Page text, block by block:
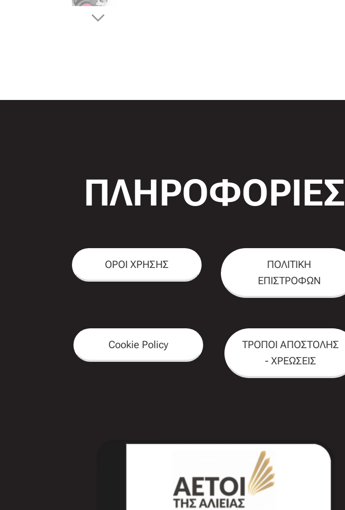
ΠΛΗΡΟΦΟΡΙΕΣ
ΟΡΟΙ ΧΡΗΣΗΣ
ΠΟΛΙΤΙΚΗ
ΕΠΙΣΤΡΟΦΩΝ
Cookie Policy
ΤΡΟΠΟΙ ΑΠΟΣΤΟΛΗΣ
- ΧΡΕΩΣΕΙΣ